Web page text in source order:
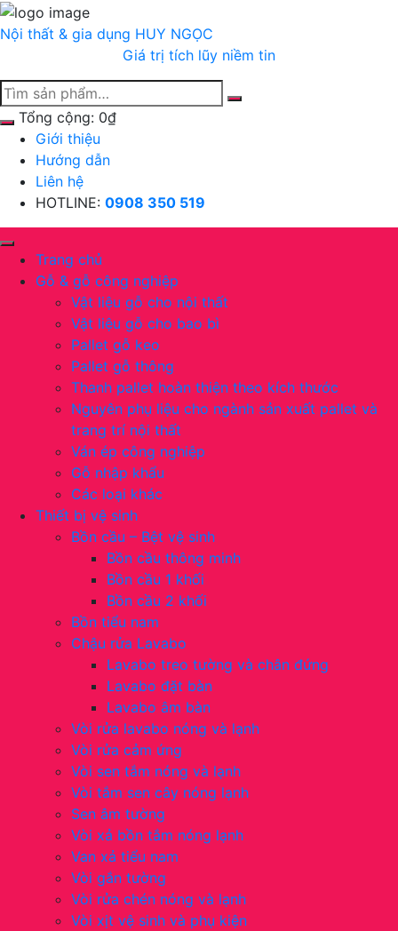
Chuyển
tới
Nội thất & gia dụng HUY NGỌC
Giá trị tích lũy niềm tin
Tổng cộng: 0₫
Giới thiệu
Hướng dẫn
Liên hệ
HOTLINE: 0908 350 519
Trang chủ
Gỗ & gỗ công nghiệp
Vật liệu gỗ cho nội thất
Vật liệu gỗ cho bao bì
Pallet gỗ keo
Pallet gỗ thông
Thanh pallet hoàn thiện theo kích thước
Nguyên phụ liệu cho ngành sản xuất pallet và
trang trí nội thất
Ván ép công nghiệp
Gỗ nhập khẩu
Các loại khác
Thiết bị vệ sinh
Bồn cầu – Bệt vệ sinh
Bồn cầu thông minh
Bồn cầu 1 khối
Bồn cầu 2 khối
Bồn tiểu nam
Chậu rửa Lavabo
Lavabo treo tường và chân đứng
Lavabo đặt bàn
Lavabo âm bàn
Vòi rửa lavabo nóng và lạnh
Vòi rửa cảm ứng
Vòi sen tắm nóng và lạnh
Vòi tắm sen cây nóng lạnh
Sen âm tường
Vòi xả bồn tắm nóng lạnh
Van xả tiểu nam
Vòi gắn tường
Vòi rửa chén nóng và lạnh
Vòi xịt vệ sinh và phụ kiện